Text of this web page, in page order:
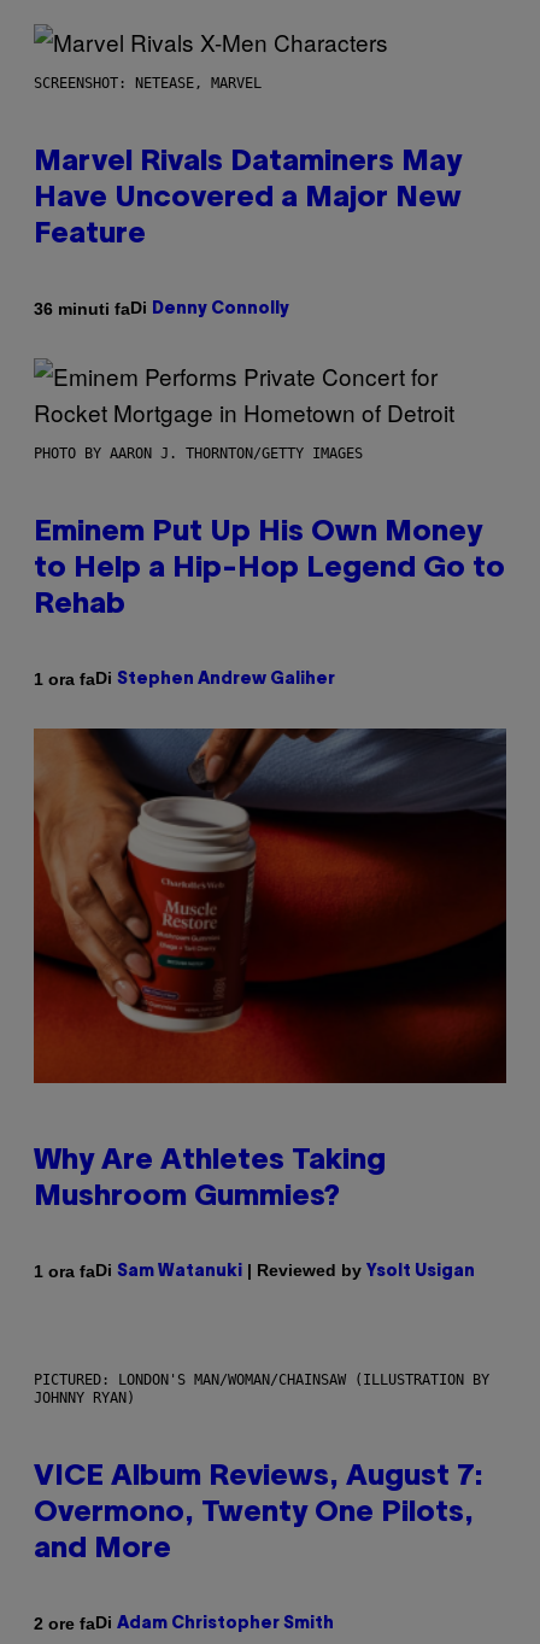
SCREENSHOT: NETEASE, MARVEL
Marvel Rivals Dataminers May
Have Uncovered a Major New
Feature
36 minuti faDi Denny Connolly
PHOTO BY AARON J. THORNTON/GETTY IMAGES
Eminem Put Up His Own Money
to Help a Hip-Hop Legend Go to
Rehab
1 ora faDi Stephen Andrew Galiher
Why Are Athletes Taking
Mushroom Gummies?
1 ora faDi Sam Watanuki | Reviewed by Ysolt Usigan
PICTURED: LONDON'S MAN/WOMAN/CHAINSAW (ILLUSTRATION BY
JOHNNY RYAN)
VICE Album Reviews, August 7:
Overmono, Twenty One Pilots,
and More
2 ore faDi Adam Christopher Smith